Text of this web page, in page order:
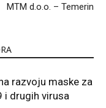
MTM d.o.o. – Temerin
razvoju maske za
i drugih virusa